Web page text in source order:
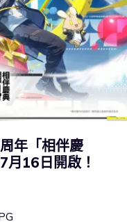
年「相伴慶
月16日開啟！